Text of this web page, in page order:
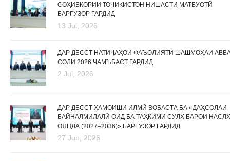
СОҲИБКОРИИ ТОҶИКИСТОН НИШАСТИ МАТБУОТӢ
БАРГУЗОР ГАРДИД
13 Jul, 2026
ДАР ДБССТ НАТИҶАҲОИ ФАЪОЛИЯТИ ШАШМОҲАИ
СОЛИ 2026 ҶАМЪБАСТ ГАРДИД
2 Jul, 2026
ДАР ДБССТ ҲАМОИШИ ИЛМӢ ВОБАСТА БА «ДАҲСОЛАИ
БАЙНАЛМИЛАЛӢ ОИД БА ТАҲКИМИ СУЛҲ БАРОИ
ОЯНДА (2027–2036)» БАРГУЗОР ГАРДИД
27 Jun, 2026